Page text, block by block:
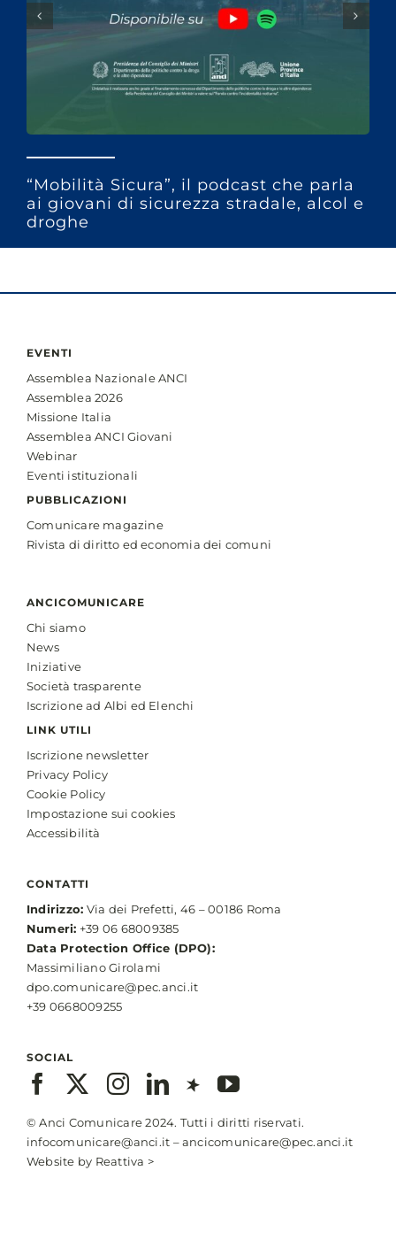
“Mobilità Sicura”, il podcast che parla
ai giovani di sicurezza stradale, alcol e
droghe
EVENTI
Assemblea Nazionale ANCI
Assemblea 2026
Missione Italia
Assemblea ANCI Giovani
Webinar
Eventi istituzionali
PUBBLICAZIONI
Comunicare magazine
Rivista di diritto ed economia dei comuni
ANCICOMUNICARE
Chi siamo
News
Iniziative
Società trasparente
Iscrizione ad Albi ed Elenchi
LINK UTILI
Iscrizione newsletter
Privacy Policy
Cookie Policy
Impostazione sui cookies
Accessibilità
CONTATTI
Indirizzo: Via dei Prefetti, 46 – 00186 Roma
Numeri: +39 06 68009385
Data Protection Office (DPO):
Massimiliano Girolami
dpo.comunicare@pec.anci.it
+39 0668009255
SOCIAL
© Anci Comunicare 2024. Tutti i diritti riservati.
infocomunicare@anci.it –ancicomunicare@pec.anci.it
Website by Reattiva >